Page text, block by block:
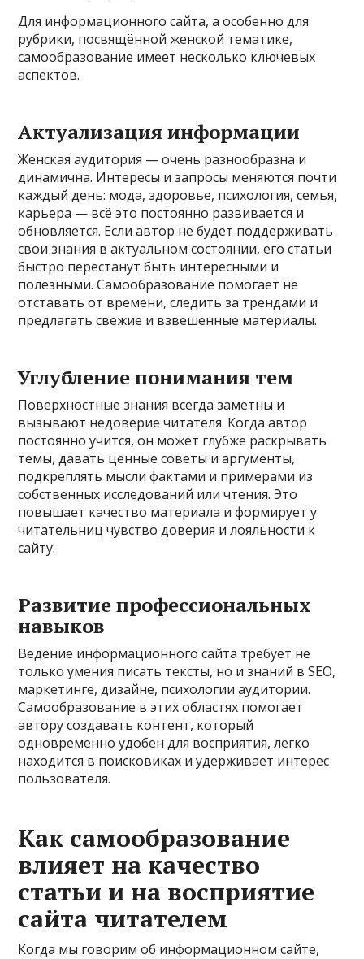
Для информационного сайта, а особенно для
рубрики, посвящённой женской тематике,
самообразование имеет несколько ключевых
аспектов.
Актуализация информации
Женская аудитория — очень разнообразна и
динамична. Интересы и запросы меняются почти
каждый день: мода, здоровье, психология, семья,
карьера — всё это постоянно развивается и
обновляется. Если автор не будет поддерживать
свои знания в актуальном состоянии, его статьи
быстро перестанут быть интересными и
полезными. Самообразование помогает не
отставать от времени, следить за трендами и
предлагать свежие и взвешенные материалы.
Углубление понимания тем
Поверхностные знания всегда заметны и
вызывают недоверие читателя. Когда автор
постоянно учится, он может глубже раскрывать
темы, давать ценные советы и аргументы,
подкреплять мысли фактами и примерами из
собственных исследований или чтения. Это
повышает качество материала и формирует у
читательниц чувство доверия и лояльности к
сайту.
Развитие профессиональных
навыков
Ведение информационного сайта требует не
только умения писать тексты, но и знаний в SEO,
маркетинге, дизайне, психологии аудитории.
Самообразование в этих областях помогает
автору создавать контент, который
одновременно удобен для восприятия, легко
находится в поисковиках и удерживает интерес
пользователя.
Как самообразование
влияет на качество
статьи и на восприятие
сайта читателем
Когда мы говорим об информационном сайте,